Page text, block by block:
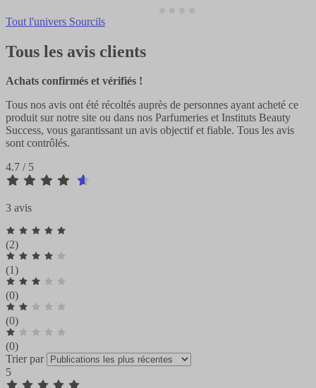
Tout l'univers Sourcils
Tous les avis clients
Achats confirmés et vérifiés !
Tous nos avis ont été récoltés auprès de personnes ayant acheté ce
produit sur notre site ou dans nos Parfumeries et Instituts Beauty
Success, vous garantissant un avis objectif et fiable. Tous les avis
sont contrôlés.
4.7 / 5
3 avis
(2)
(1)
(0)
(0)
(0)
Trier par
5